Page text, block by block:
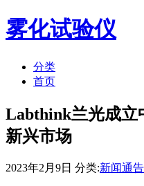
雾化试验仪
分类
首页
Labthink兰光成立
新兴市场
2023年2月9日 分类:新闻通告